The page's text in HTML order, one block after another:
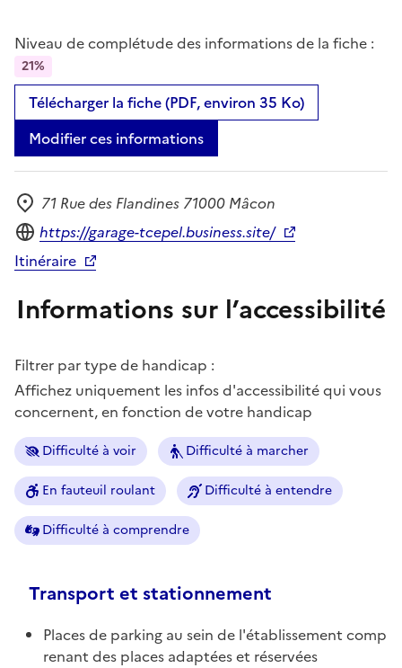
Niveau de complétude des informations de la fiche :
21%
Télécharger la fiche (PDF, environ 35 Ko)
Modifier ces informations
Adresse
71 Rue des Flandines 71000 Mâcon
Site internet
https://garage-tcepel.business.site/
Itinéraire
Informations sur l’accessibilité
Filtrer par type de handicap :
Affichez uniquement les infos d'accessibilité qui vous
concernent, en fonction de votre handicap
Difficulté à voir Difficulté à marcher
En fauteuil roulant Difficulté à entendre
Difficulté à comprendre
Transport et stationnement
Places de parking au sein de l'établissement comp
renant des places adaptées et réservées